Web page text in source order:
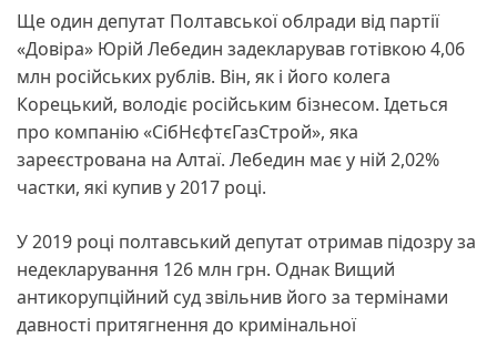
Ще один депутат Полтавської облради від партії
«Довіра» Юрій Лебедин задекларував готівкою 4,06
млн російських рублів. Він, як і його колега
Корецький, володіє російським бізнесом. Ідеться
про компанію «СібНєфтєГазСтрой», яка
зареєстрована на Алтаї. Лебедин має у ній 2,02%
частки, які купив у 2017 році.
У 2019 році полтавський депутат отримав підозру за
недекларування 126 млн грн. Однак Вищий
антикорупційний суд звільнив його за термінами
давності притягнення до кримінальної